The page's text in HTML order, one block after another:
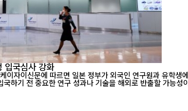
입국심사 강화
이자이신문에 따르면 일본 정부가 외국인 연구원과 유학